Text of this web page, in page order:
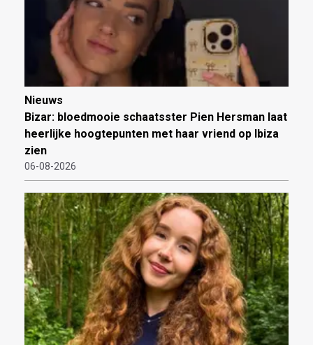
Nieuws
Bizar: bloedmooie schaatsster Pien Hersman laat
heerlijke hoogtepunten met haar vriend op Ibiza
zien
06-08-2026